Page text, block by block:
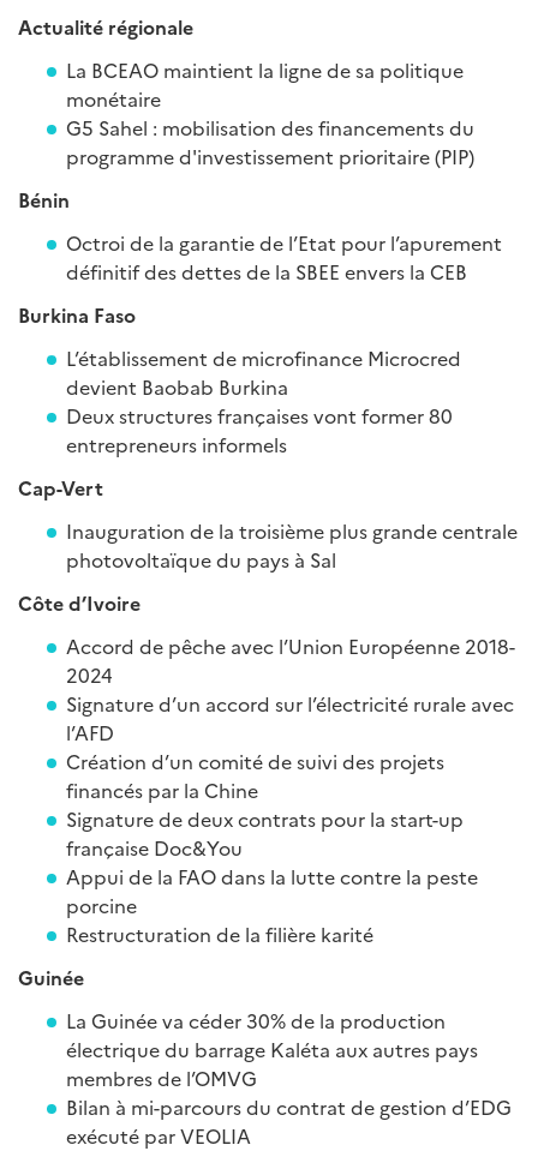
Actualité régionale
La BCEAO maintient la ligne de sa politique
monétaire
G5 Sahel : mobilisation des financements du
programme d'investissement prioritaire (PIP)
Bénin
Octroi de la garantie de l’Etat pour l’apurement
définitif des dettes de la SBEE envers la CEB
Burkina Faso
L’établissement de microfinance Microcred
devient Baobab Burkina
Deux structures françaises vont former 80
entrepreneurs informels
Cap-Vert
Inauguration de la troisième plus grande centrale
photovoltaïque du pays à Sal
Côte d’Ivoire
Accord de pêche avec l’Union Européenne 2018-
2024
Signature d’un accord sur l’électricité rurale avec
l’AFD
Création d’un comité de suivi des projets
financés par la Chine
Signature de deux contrats pour la start-up
française Doc&You
Appui de la FAO dans la lutte contre la peste
porcine
Restructuration de la filière karité
Guinée
La Guinée va céder 30% de la production
électrique du barrage Kaléta aux autres pays
membres de l’OMVG
Bilan à mi-parcours du contrat de gestion d’EDG
exécuté par VEOLIA